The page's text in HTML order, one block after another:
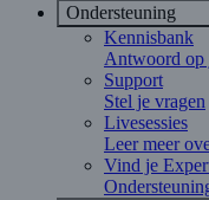
Ondersteuning
Kennisbank
Antwoord op
Support
Stel je vragen
Livesessies
Leer meer
Vind je